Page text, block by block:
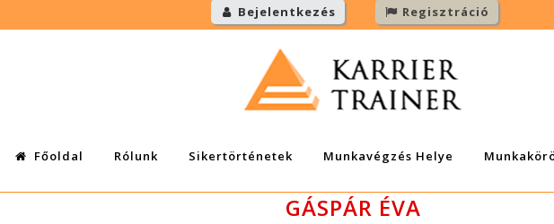
Bejelentkezés Regisztráció
Főoldal Rólunk Sikertörténetek Munkavégzés Helye
GÁSPÁR ÉVA